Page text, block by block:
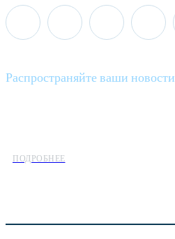
Распространяйте ваши новости
ПОДРОБНЕЕ